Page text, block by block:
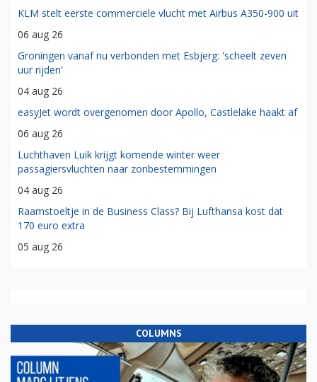
KLM stelt eerste commerciële vlucht met Airbus A350-900 uit
06 aug 26
Groningen vanaf nu verbonden met Esbjerg: 'scheelt zeven
uur rijden'
04 aug 26
easyJet wordt overgenomen door Apollo, Castlelake haakt af
06 aug 26
Luchthaven Luik krijgt komende winter weer
passagiersvluchten naar zonbestemmingen
04 aug 26
Raamstoeltje in de Business Class? Bij Lufthansa kost dat
170 euro extra
05 aug 26
COLUMNS